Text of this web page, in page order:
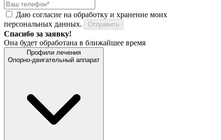
Даю согласие на обработку и хранение моих
персональных данных.
Отправить
Спасибо за заявку!
Она будет обработана в ближайшее время
Профили лечения
Опорно-двигательный аппарат